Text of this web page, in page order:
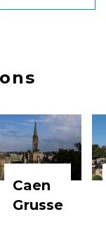
Caen
Grusse